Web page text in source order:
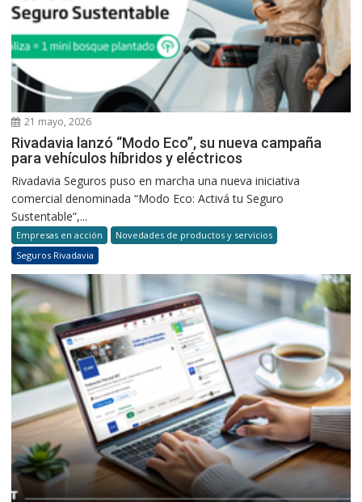
21 mayo, 2026
Rivadavia lanzó “Modo Eco”, su nueva campaña
para vehículos híbridos y eléctricos
Rivadavia Seguros puso en marcha una nueva iniciativa
comercial denominada “Modo Eco: Activá tu Seguro
Sustentable”,...
Empresas en acción
Novedades de productos y servicios
Seguros Rivadavia